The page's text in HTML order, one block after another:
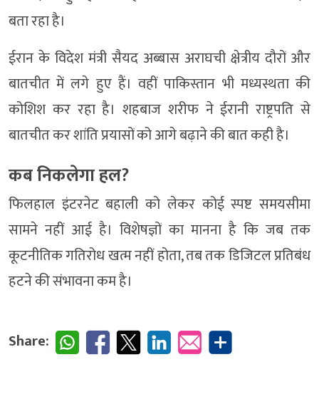
बता रहा है।
ईरान के विदेश मंत्री सैयद अब्बास अराघची क्षेत्रीय दौरों और
बातचीत में लगे हुए हैं। वहीं पाकिस्तान भी मध्यस्थता की
कोशिश कर रहा है।शहबाज शरीफने ईरानी राष्ट्रपति से
बातचीत कर शांति प्रयासों को आगे बढ़ाने की बात कही है।
कब निकलेगा हल?
फिलहाल इंटरनेट बहाली को लेकर कोई स्पष्ट समयसीमा
सामने नहीं आई है। विशेषज्ञों का मानना है कि जब तक
कूटनीतिक गतिरोध खत्म नहीं होता, तब तक डिजिटल प्रतिबंध
हटने की संभावना कम है।
Share: